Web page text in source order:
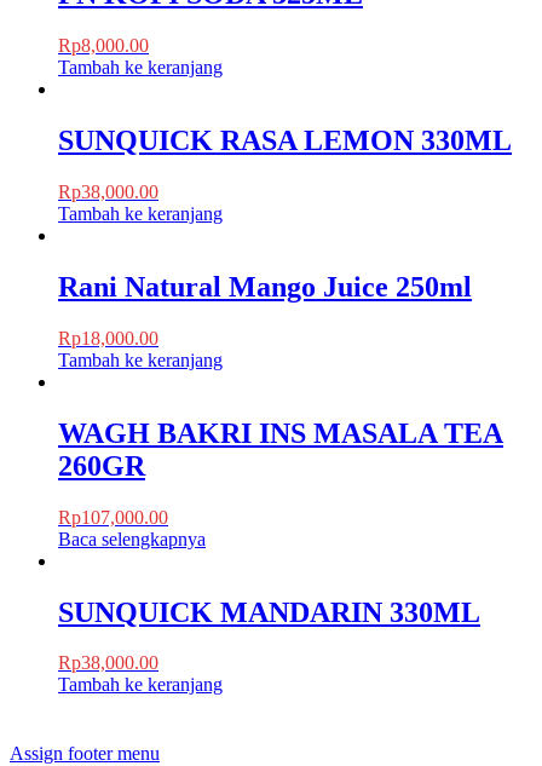
Rp8,000.00
Tambah ke keranjang
SUNQUICK RASA LEMON 330ML
Rp38,000.00
Tambah ke keranjang
Rani Natural Mango Juice 250ml
Rp18,000.00
Tambah ke keranjang
WAGH BAKRI INS MASALA TEA
260GR
Rp107,000.00
Baca selengkapnya
SUNQUICK MANDARIN 330ML
Rp38,000.00
Tambah ke keranjang
Assign footer menu